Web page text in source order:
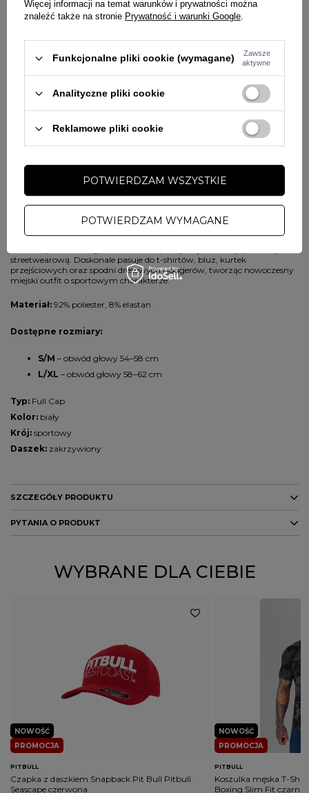
usztywniony przedni panel
lekki i elastyczny materiał
wbudowana taśma FLEXFIT
6-panelowa konstrukcja
perforacja w tylnej części czapki
Dlaczego warto wybrać czapkę Full Cap Pitbull Tech Logo?
Czapka Pit Bull West Coast Tech Logo to idealny wybór dla osób
aktywnych, które oczekują połączenia wygody, funkcjonalności i
sportowego stylu. Lekki materiał, technologia FLEXFIT oraz skuteczna
wentylacja sprawiają, że model doskonale sprawdzi się zarówno na co
dzień, jak i podczas aktywności fizycznej.
Jak stylizować białą czapkę z daszkiem Tech Logo?
streetwearową. Doskonale pasuje do t-shirtów, bluz, kurtek
przejściowych oraz spodni dresowych i joggerów, tworząc nowoczesny
miejski outfit o sportowym charakterze.
Materiał: 92% poliester, 8% elastan
Dostępne rozmiary:
S/M – obwód głowy 54–58 cm
L/XL – obwód głowy 58–62 cm
Typ: Full Cap
Kolor: biały
Krój: sportowy
Daszek: zakrzywiony
SZCZEGÓŁY PRODUKTU
Marka PITBULL
MĘŻCZYZNA
PYTANIA O PRODUKT
ZADAJ PYTANIE
WYBRANE DLA CIEBIE
PROMOCJA
NOWOŚĆ
PITBULL
Czapka z daszkiem Snapback Pit Bull Pitbull
Seascape czerwona
PROMOCJA
NOWOŚĆ
PITBULL
Koszulka męska T-
Boxing Slim Fit czarna
Więcej informacji na temat warunków i prywatności można
znaleźć także na stronie Prywatność i warunki Google.
Funkcjonalne pliki cookie (wymagane)
Zawsze
aktywne
Analityczne pliki cookie
Reklamowe pliki cookie
POTWIERDZAM WYMAGANE
POTWIERDZAM WSZYSTKIE